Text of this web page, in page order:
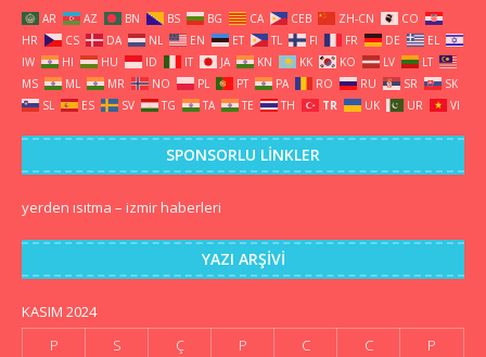
AR AZ BN BS BG CA CEB ZH-CN
CO
HR
CS DA NL EN ET TL FI FR DE
EL
IW
HI HU ID IT JA KN KK KO LV
LT
MS
ML MR NO PL PT PA RO RU SR
SK
SL
ES SV TG TA TE TH TR UK UR VI
SPONSORLU LINKLER
yerden ısıtma – izmir haberleri
YAZI ARŞIVI
KASIM 2024
P
S Ç P C C P